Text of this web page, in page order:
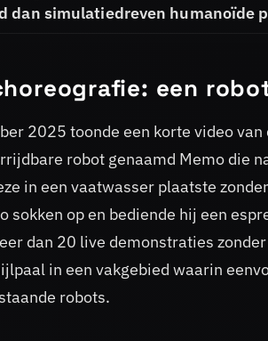
dan simulatiedreven humanoïde
een
2025 toonde een korte video
robot genaamd Memo die
in een vaatwasser plaatste
sokken op en bediende hij een
dan 20 live demonstraties
in een vakgebied waarin
robots.